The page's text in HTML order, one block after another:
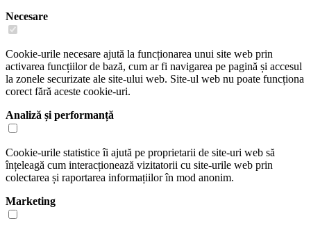
Necesare
Cookie-urile necesare ajută la funcționarea unui site web prin
activarea funcțiilor de bază, cum ar fi navigarea pe pagină și accesul
la zonele securizate ale site-ului web. Site-ul web nu poate funcționa
corect fără aceste cookie-uri.
Analiză și performanță
Cookie-urile statistice îi ajută pe proprietarii de site-uri web să
înțeleagă cum interacționează vizitatorii cu site-urile web prin
colectarea și raportarea informațiilor în mod anonim.
Marketing